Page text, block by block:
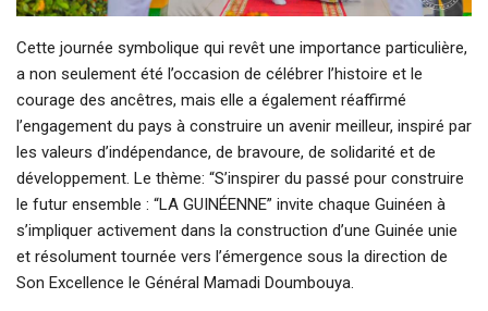
Cette journée symbolique qui revêt une importance particulière,
a non seulement été l’occasion de célébrer l’histoire et le
courage des ancêtres, mais elle a également réaffirmé
l’engagement du pays à construire un avenir meilleur, inspiré par
les valeurs d’indépendance, de bravoure, de solidarité et de
développement. Le thème: “S’inspirer du passé pour construire
le futur ensemble : “LA GUINÉENNE” invite chaque Guinéen à
s’impliquer activement dans la construction d’une Guinée unie
et résolument tournée vers l’émergence sous la direction de
Son Excellence le Général Mamadi Doumbouya.